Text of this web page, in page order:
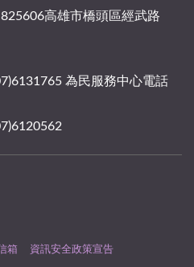
高雄市橋頭區經武路
為民服務中心電話
箱 資訊安全政策宣告